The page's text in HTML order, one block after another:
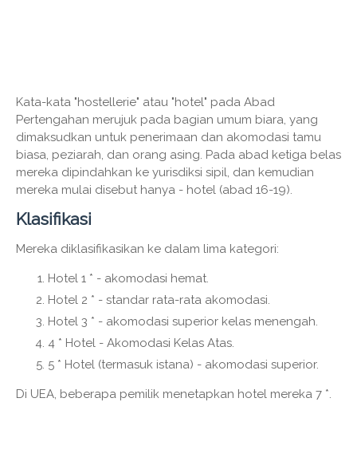
Kata-kata "hostellerie" atau "hotel" pada Abad
Pertengahan merujuk pada bagian umum biara, yang
dimaksudkan untuk penerimaan dan akomodasi tamu
biasa, peziarah, dan orang asing. Pada abad ketiga belas
mereka dipindahkan ke yurisdiksi sipil, dan kemudian
mereka mulai disebut hanya - hotel (abad 16-19).
Klasifikasi
Mereka diklasifikasikan ke dalam lima kategori:
Hotel 1 * - akomodasi hemat.
Hotel 2 * - standar rata-rata akomodasi.
Hotel 3 * - akomodasi superior kelas menengah.
4 * Hotel - Akomodasi Kelas Atas.
5 * Hotel (termasuk istana) - akomodasi superior.
Di UEA, beberapa pemilik menetapkan hotel mereka 7 *.